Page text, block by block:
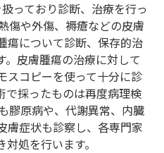
っており診断、治療を行っ
傷や外傷、褥瘡などの皮膚
瘍について診断、保存的治
皮膚腫瘍の治療に対して
スコピーを使って十分に診
で採ったものは再度病理検
膠原病や、代謝異常、内臓
膚症状も診察し、各専門家
処を行います。